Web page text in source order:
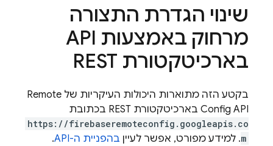
שינוי הגדרת התצורה
מרחוק באמצעות API
בארכיטקטורת REST
בקטע הזה מתוארות היכולות העיקריות של Remote
Config API בארכיטקטורת REST בכתובת
https://firebaseremoteconfig.googleapis.co
m. למידע מפורט, אפשר לעיין בהפניית ה-API .